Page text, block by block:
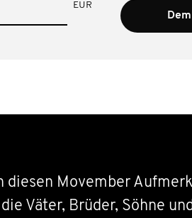
EUR
diesen Movember
Väter, Brüder, Söhne